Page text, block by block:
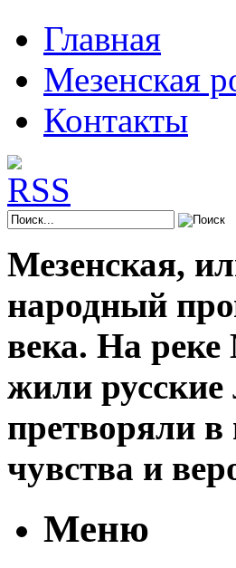
Главная
Мезенская
Контакты
Мезенская,
народный
века. На реке
жили
претворяли
чувства и
Меню